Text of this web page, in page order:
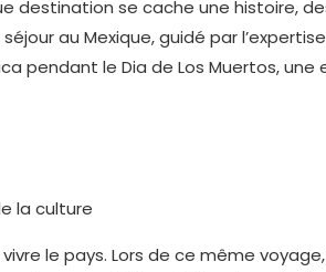
destination se cache une histoire,
au Mexique, guidé par
le Dia de Los Muertos, une
la culture
vivre le pays. Lors de ce même